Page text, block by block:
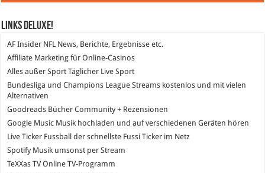
Links DeLuXe!
AF Insider NFL News, Berichte, Ergebnisse etc.
Affiliate Marketing für Online-Casinos
Alles außer Sport Täglicher Live Sport
Bundesliga und Champions League Streams kostenlos und mit vielen
Alternativen
Goodreads Bücher Community + Rezensionen
Google Music Musik hochladen und auf verschiedenen Geräten hören
Live Ticker Fussball
der schnellste Fussi Ticker im Netz
SpotifyMusik umsonst per Stream
TeXXas TVOnline TV-Programm